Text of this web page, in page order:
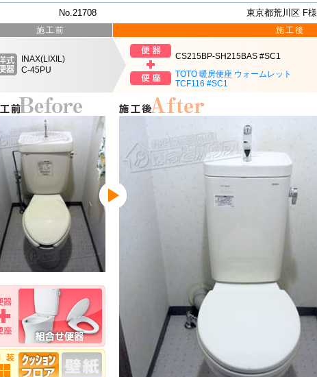
No.21708 東京都荒川区 F様
施工前
INAX(LIXIL)
C-45PU
施工後
CS215BP-SH215BAS #SC1
TOTO 暖房便座 ウォームレット
TCF116 #SC1